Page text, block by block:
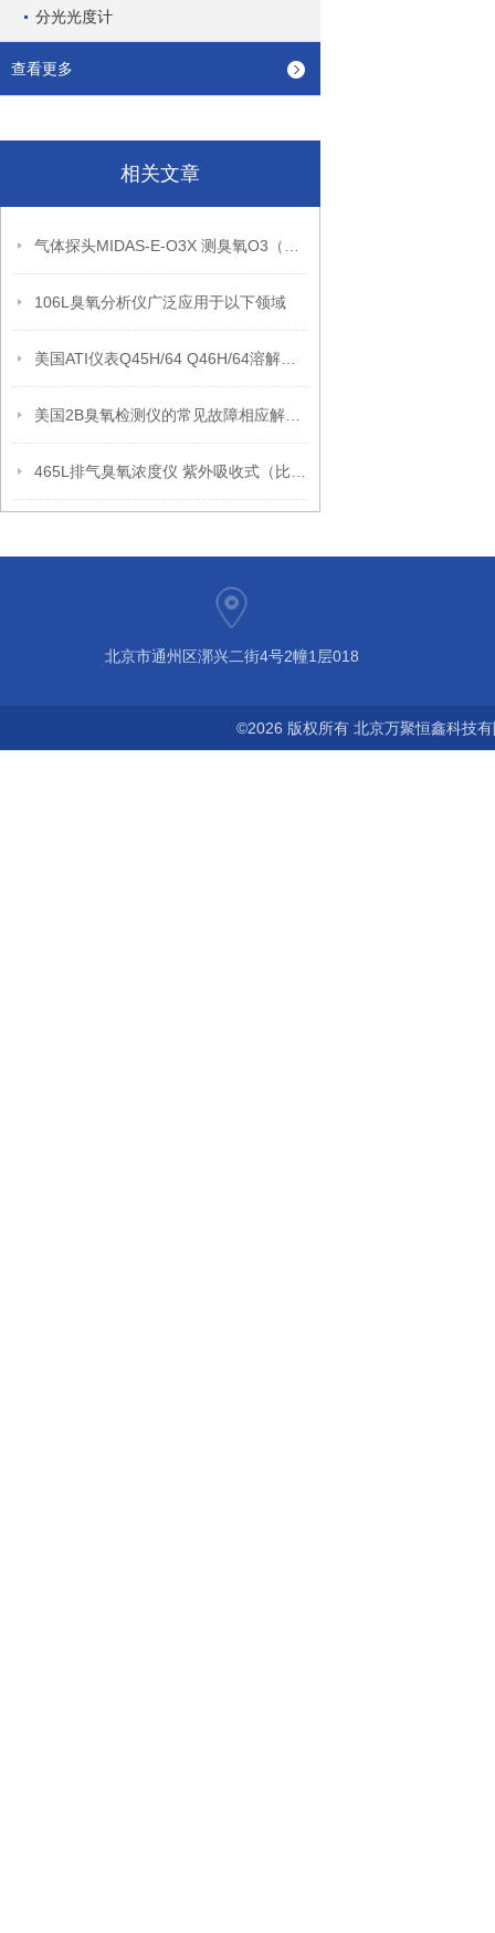
分光光度计
查看更多
相关文章
106L臭氧分析仪广泛应用于以下领域
北京市通州区漷兴二街4号2幢1层018
©2026 版权所有 北京万聚恒鑫科技